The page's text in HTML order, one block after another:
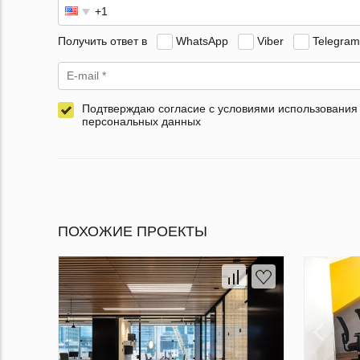
Получить ответ в WhatsApp Viber Telegram
Подтверждаю согласие с условиями использования
персональных данных
ПОХОЖИЕ ПРОЕКТЫ